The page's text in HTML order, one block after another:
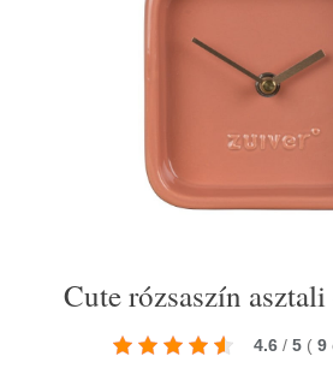
Cute rózsaszín
4.6 / 5 ( 9